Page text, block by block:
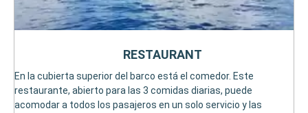
En la cubierta superior del barco está el comedor. Este
restaurante, abierto para las 3 comidas diarias, puede
acomodar a todos los pasajeros en un solo servicio y las
RESTAURANT